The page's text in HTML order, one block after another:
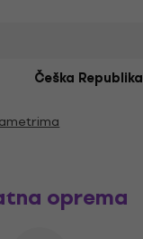
Češka Republika
oprema